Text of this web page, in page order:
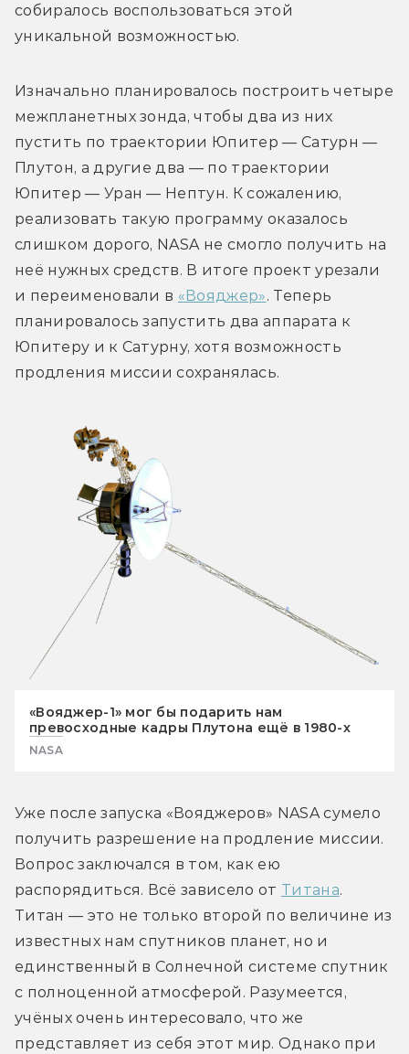
собиралось воспользоваться этой
уникальной возможностью.
Изначально планировалось построить четыре
межпланетных зонда, чтобы два из них
пустить по траектории Юпитер — Сатурн —
Плутон, а другие два — по траектории
Юпитер — Уран — Нептун. К сожалению,
реализовать такую программу оказалось
слишком дорого, NASA не смогло получить на
неё нужных средств. В итоге проект урезали
и переименовали в «Вояджер». Теперь
планировалось запустить два аппарата к
Юпитеру и к Сатурну, хотя возможность
продления миссии сохранялась.
«Вояджер-1» мог бы подарить нам
превосходные кадры Плутона ещё в 1980-х
NASA
Уже после запуска «Вояджеров» NASA сумело
получить разрешение на продление миссии.
Вопрос заключался в том, как ею
распорядиться. Всё зависело от Титана.
Титан — это не только второй по величине из
известных нам спутников планет, но и
единственный в Солнечной системе спутник
с полноценной атмосферой. Разумеется,
учёных очень интересовало, что же
представляет из себя этот мир. Однако при